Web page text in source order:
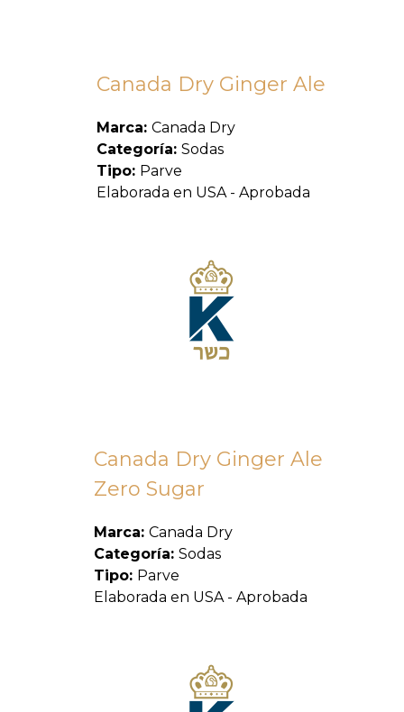
Canada Dry Ginger Ale
Marca: Canada Dry
Categoría: Sodas
Tipo: Parve
Elaborada en USA - Aprobada
Canada Dry Ginger Ale
Zero Sugar
Marca: Canada Dry
Categoría: Sodas
Tipo: Parve
Elaborada en USA - Aprobada